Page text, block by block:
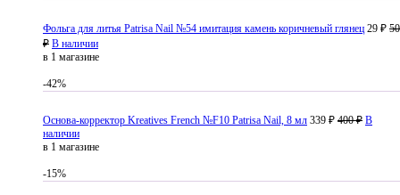
Фольга для литья Patrisa Nail №54 имитация камень коричневый глянец 29 ₽ 50
₽ В наличии
в 1 магазине
-42%
Основа-корректор Kreatives French №F10 Patrisa Nail, 8 мл 339 ₽ 400 ₽ В
наличии
в 1 магазине
-15%